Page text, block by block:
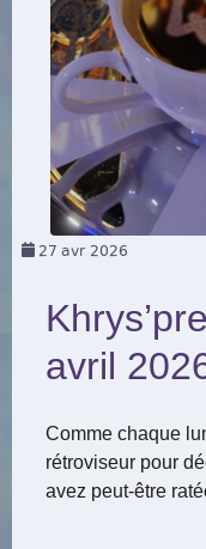
27 avr 2026
avril
Comme chaque
rétroviseur pour
avez peut-être